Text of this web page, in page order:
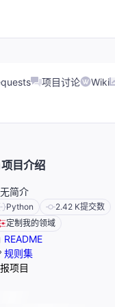
项目讨论 Wiki
项目介绍
简介
Python 2.42 K提交数
定制我的领域
README
规则集
项目